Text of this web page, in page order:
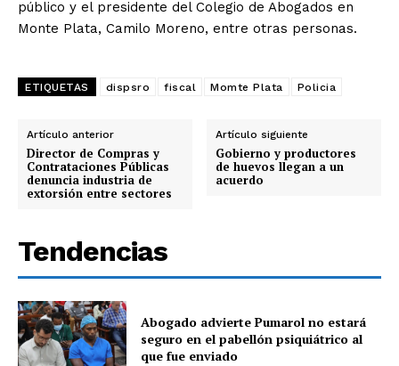
público y el presidente del Colegio de Abogados en
Monte Plata, Camilo Moreno, entre otras personas.
ETIQUETAS dispsro fiscal Momte Plata Policia
Artículo anterior
Director de Compras y
Contrataciones Públicas
denuncia industria de
extorsión entre sectores
Artículo siguiente
Gobierno y productores
de huevos llegan a un
acuerdo
Tendencias
Abogado advierte Pumarol no estará
seguro en el pabellón psiquiátrico al
que fue enviado